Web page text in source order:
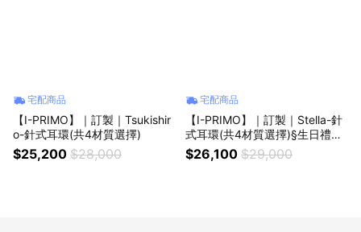
宅配商品
【I-PRIMO】｜訂製｜Tsukishir
o-針式耳環(共4材質選擇)
$25,200 $28,000
宅配商品
【I-PRIMO】｜訂製｜Stella-針
式耳環(共4材質選擇)§生日禮物
紀念禮物 情人節禮物
$26,100 $29,000